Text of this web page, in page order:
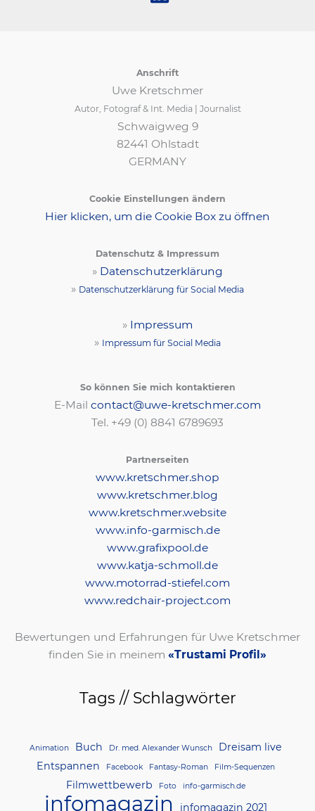
Anschrift
Uwe Kretschmer
Autor, Fotograf & Int. Media | Journalist
Schwaigweg 9
82441 Ohlstadt
GERMANY
Cookie Einstellungen ändern
Hier klicken, um die Cookie Box zu öffnen
Datenschutz & Impressum
» Datenschutzerklärung
» Datenschutzerklärung für Social Media
» Impressum
» Impressum für Social Media
So können Sie mich kontaktieren
E-Mail contact@uwe-kretschmer.com
Tel. +49 (0) 8841 6789693‬
Partnerseiten
www.kretschmer.shop
www.kretschmer.blog
www.kretschmer.website
www.info-garmisch.de
www.grafixpool.de
www.katja-schmoll.de
www.motorrad-stiefel.com
www.redchair-project.com
Bewertungen und Erfahrungen für Uwe Kretschmer
finden Sie in meinem «Trustami Profil»
Tags // Schlagwörter
Animation Buch Dr. med. Alexander Wunsch
Dreisam live
Entspannen
Facebook Fantasy-Roman Film-Sequenzen
Filmwettbewerb Foto info-garmisch.de
infomagazin infomagazin 2021